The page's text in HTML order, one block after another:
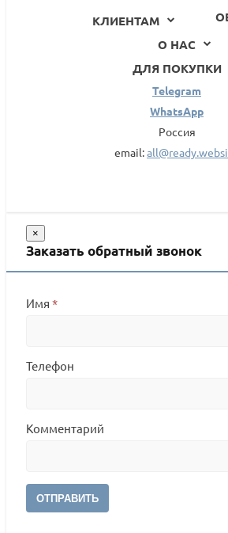
КЛИЕНТАМ
О НАС
ДЛЯ ПОКУПКИ
Telegram
WhatsApp
Россия
email:
×
Заказать обратный звонок
Имя *
Телефон
Комментарий
ОТПРАВИТЬ